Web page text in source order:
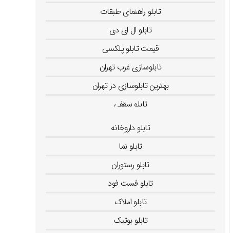
تابلو راهنمای طبقات
تابلو ال ای دی
قیمت تابلو پلکسی
تابلوسازی غرب تهران
بهترین تابلوسازی در تهران
تابلو سقفی
تابلو لایت باکس
تابلو داروخانه
تابلو نما
تابلو رستوران
تابلو فست فود
تابلو املاک
تابلو بوتیک